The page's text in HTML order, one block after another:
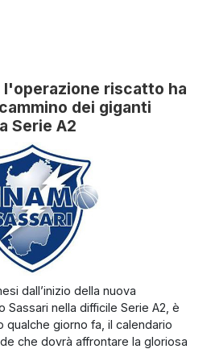
l'operazione riscatto ha
dei giganti
Serie A2
dall’inizio della nuova
Sassari nella difficile Serie A2, è
giorno fa, il calendario
che dovrà affrontare la gloriosa